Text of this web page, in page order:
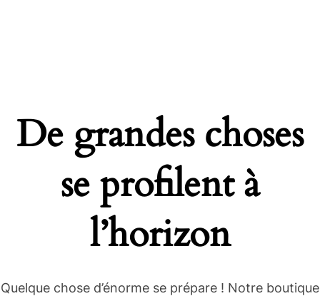
De grandes choses
se profilent à
l’horizon
Quelque chose d’énorme se prépare ! Notre boutique